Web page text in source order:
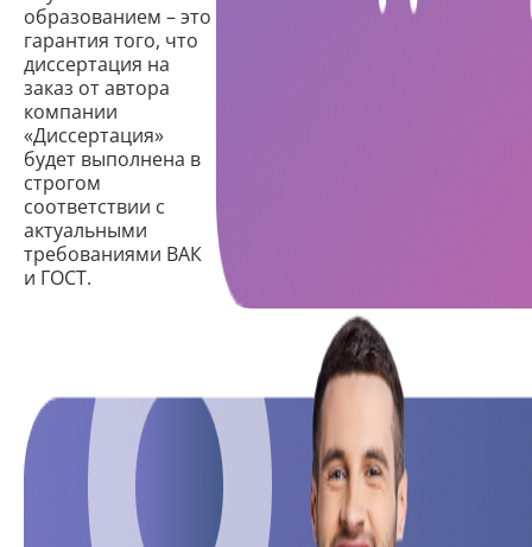
образованием – это
гарантия того, что
диссертация на
заказ от автора
компании
«Диссертация»
будет выполнена в
строгом
соответствии с
актуальными
требованиями ВАК
и ГОСТ.